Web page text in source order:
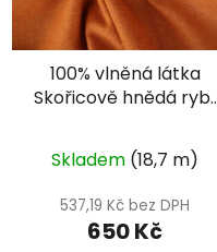
100% vlněná látka
Skořicově hnědá rybí
Skladem (18,7 m)
537,19 Kč bez DPH
650 Kč